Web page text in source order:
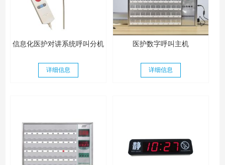
信息化医护对讲系统呼叫分机
详细信息
医护数字呼叫主机
详细信息